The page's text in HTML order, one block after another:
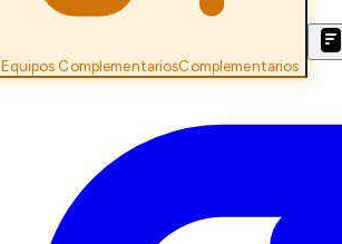
Equipos ComplementariosComplementarios